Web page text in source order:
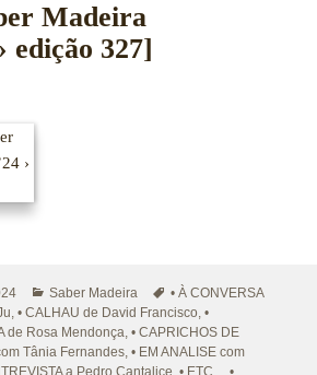
Madeira
edição 327]
Categorias
Saber Madeira Etiquetas
• À CONVERSA
,• CALHAU de David Francisco,•
de Rosa Mendonça,• CAPRICHOS DE
Tânia Fernandes,• EM ANALISE com
a Pedro Cantalice ,• ETC... ,•